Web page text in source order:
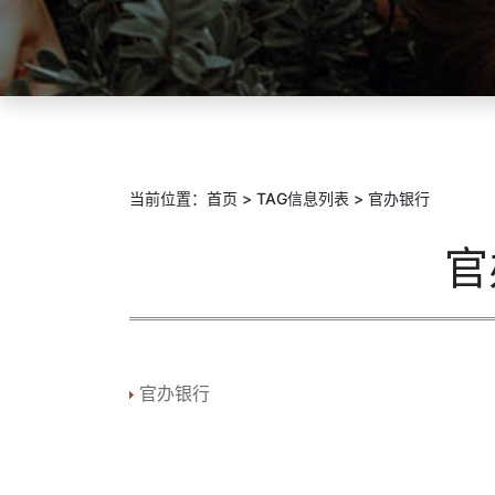
当前位置： 首页 > TAG信息列表 > 官办银行
官办银行